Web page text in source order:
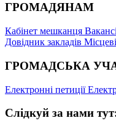
ГРОМАДЯНАМ
Кабінет мешканця
Довідник закладів
ГРОМАДСЬКА
Електронні петиції
Слідкуй за нами